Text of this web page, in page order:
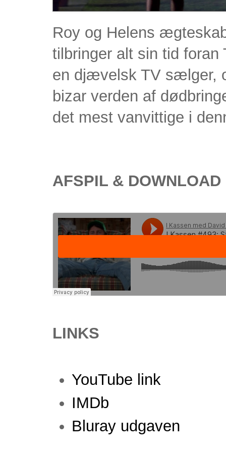
Roy og Helens
tilbringer alt sin tid foran
en djævelsk TV sælger,
bizar verden af
det mest vanvittige i
AFSPIL & DOWNLOAD
LINKS
YouTube link
IMDb
Bluray udgaven